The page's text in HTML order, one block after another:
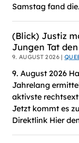
Samstag fand
(Blick) Justiz
Jungen Tat
9. AUGUST 2026 |
9. August 2026
Jahrelang
aktivste
Jetzt kommt es
Direktlink Hier